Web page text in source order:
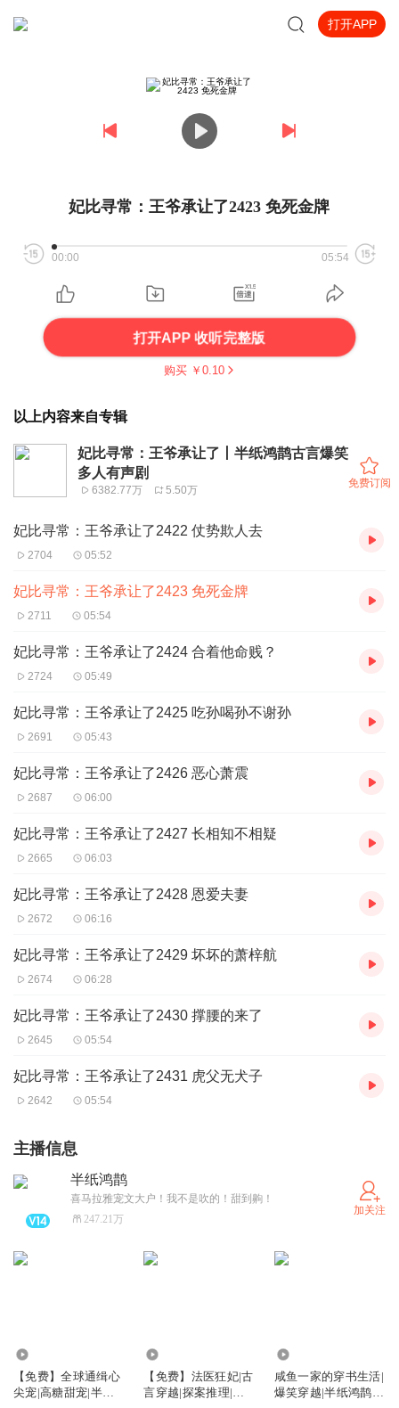
打开APP
妃比寻常：王爷承让了2423 免死金牌
00:00 05:54
打开APP 收听完整版
购买 ￥ 0.10
以上内容来自专辑
妃比寻常：王爷承让了丨半纸鸿鹊古言爆笑
多人有声剧
6382.77万 5.50万
免费订阅
妃比寻常：王爷承让了2422 仗势欺人去
2704 05:52
妃比寻常：王爷承让了2423 免死金牌
2711 05:54
妃比寻常：王爷承让了2424 合着他命贱？
2724 05:49
妃比寻常：王爷承让了2425 吃孙喝孙不谢孙
2691 05:43
妃比寻常：王爷承让了2426 恶心萧震
2687 06:00
妃比寻常：王爷承让了2427 长相知不相疑
2665 06:03
妃比寻常：王爷承让了2428 恩爱夫妻
2672 06:16
妃比寻常：王爷承让了2429 坏坏的萧梓航
2674 06:28
妃比寻常：王爷承让了2430 撑腰的来了
2645 05:54
妃比寻常：王爷承让了2431 虎父无犬子
2642 05:54
主播信息
半纸鸿鹊
喜马拉雅宠文大户！我不是吹的！甜到齁！
247.21万
加关注
【免费】全球通缉心
尖宠|高糖甜宠|半纸
【免费】法医狂妃|古
言穿越|探案推理|萌
咸鱼一家的穿书生活|
爆笑穿越|半纸鸿鹊多